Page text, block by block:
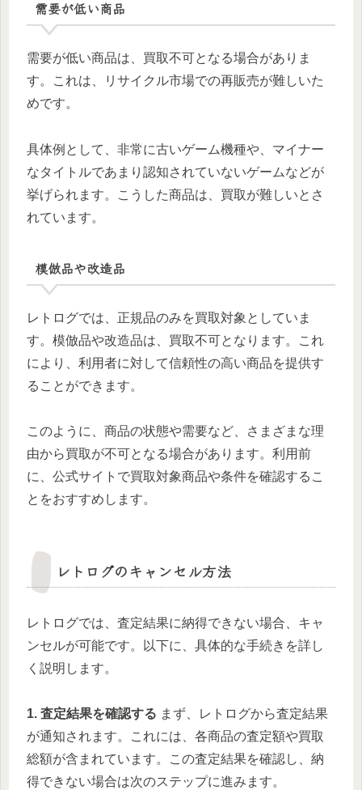
需要が低い商品
需要が低い商品は、買取不可となる場合がありま
す。これは、リサイクル市場での再販売が難しいた
めです。
具体例として、非常に古いゲーム機種や、マイナー
なタイトルであまり認知されていないゲームなどが
挙げられます。こうした商品は、買取が難しいとさ
れています。
模倣品や改造品
レトログでは、正規品のみを買取対象としていま
す。模倣品や改造品は、買取不可となります。これ
により、利用者に対して信頼性の高い商品を提供す
ることができます。
このように、商品の状態や需要など、さまざまな理
由から買取が不可となる場合があります。利用前
に、公式サイトで買取対象商品や条件を確認するこ
とをおすすめします。
レトログのキャンセル方法
レトログでは、査定結果に納得できない場合、キャ
ンセルが可能です。以下に、具体的な手続きを詳し
く説明します。
1. 査定結果を確認する まず、レトログから査定結果
が通知されます。これには、各商品の査定額や買取
総額が含まれています。この査定結果を確認し、納
得できない場合は次のステップに進みます。